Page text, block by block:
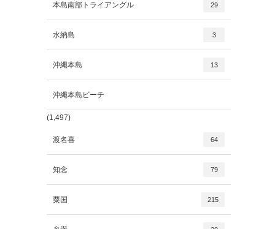
本島南部トライアングル 29
水納島 3
沖縄本島 13
沖縄本島ビーチ
(1,497)
渡名喜 64
知念 79
粟国 215